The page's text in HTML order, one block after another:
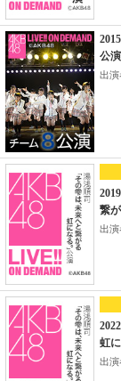
公演
出演
繋
出演
虹
出演